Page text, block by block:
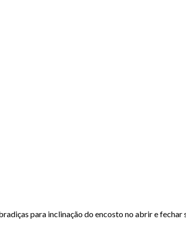
para inclinação do encosto no abrir e fechar